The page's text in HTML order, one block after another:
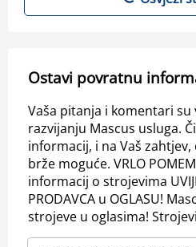
Ostavi povratnu
Vaša pitanja i komentari su
razvijanju Mascus usluga.
informacij, i na Vaš
brže moguće. VRLO
informacij o strojevima
PRODAVCA u OGLASU!
strojeve u oglasima!